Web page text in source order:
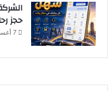
حجز
7 أغسطس، 2026